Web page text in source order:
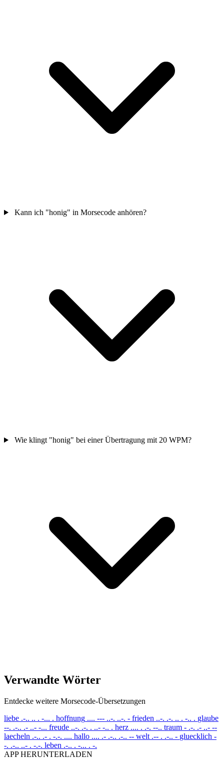
Kann ich "honig" in Morsecode anhören?
Wie klingt "honig" bei einer Übertragung mit 20 WPM?
Verwandte Wörter
Entdecke weitere Morsecode-Übersetzungen
liebe .-.. .. . -... . hoffnung .... --- ..-. ..-. - frieden ..-. .-. .. . -.. . glaube
--. .-.. .- ..- -... freude ..-. .-. . ..- -.. . herz .... . .-. --.. traum - .-. .- ..- --
laecheln .-.. .- . -.-. .... hallo .... .- .-.. .-.. -- welt .-- . .-.. - gluecklich -
-. .-.. ..- . -.-. leben .-.. . -... . -.
APP HERUNTERLADEN